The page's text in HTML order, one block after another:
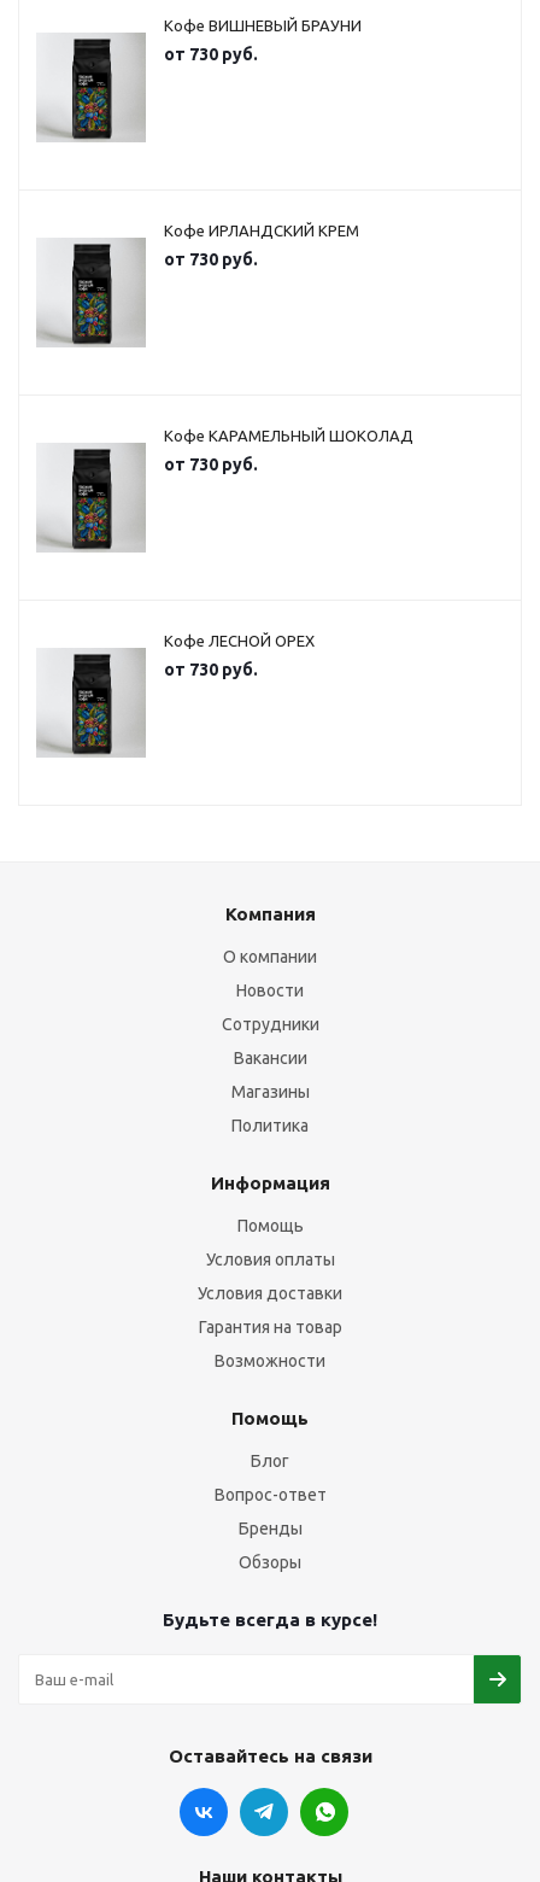
Кофе ВИШНЕВЫЙ БРАУНИ
от 730 руб.
Кофе ИРЛАНДСКИЙ КРЕМ
от 730 руб.
Кофе КАРАМЕЛЬНЫЙ ШОКОЛАД
от 730 руб.
Кофе ЛЕСНОЙ ОРЕХ
от 730 руб.
Компания
О компании
Новости
Сотрудники
Вакансии
Магазины
Политика
Информация
Помощь
Условия оплаты
Условия доставки
Гарантия на товар
Возможности
Помощь
Блог
Вопрос-ответ
Бренды
Обзоры
Будьте всегда в курсе!
Оставайтесь на связи
Наши контакты